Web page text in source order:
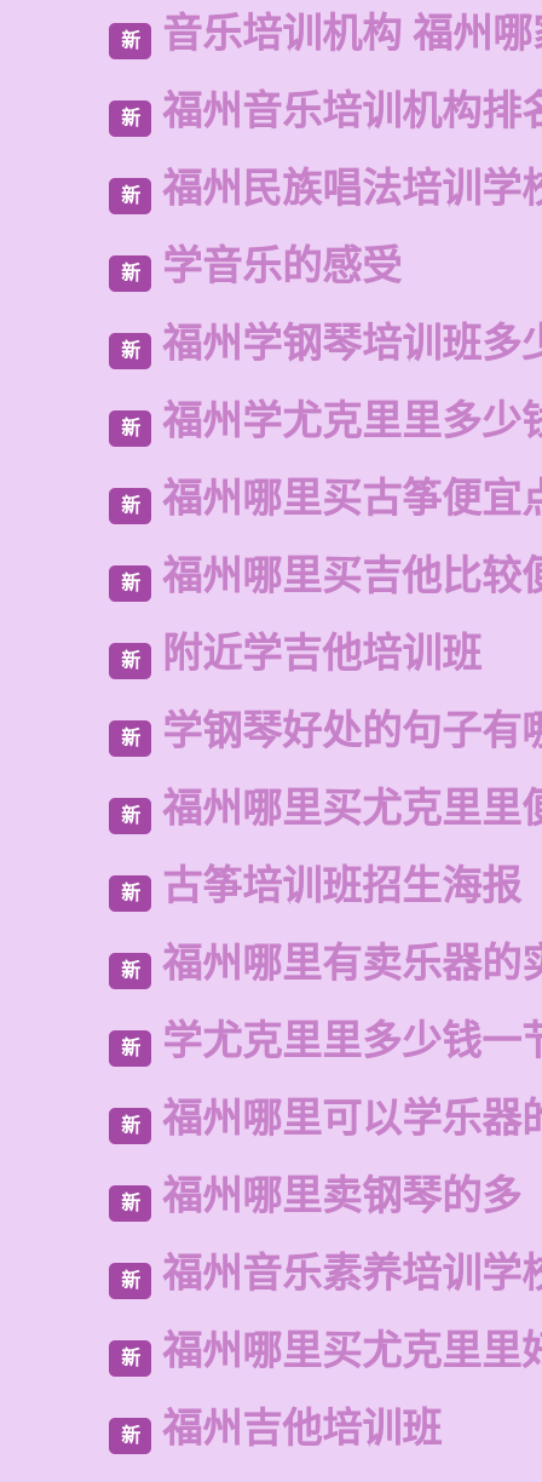
新 音乐培训机构 福州
新 福州音乐培训机构排
新 福州民族唱法培训学
新 学音乐的感受
新 福州学钢琴培训班多
新 福州学尤克里里多少
新 福州哪里买古筝便宜
新 福州哪里买吉他比较
新 附近学吉他培训班
新 学钢琴好处的句子有
新 福州哪里买尤克里里
新 古筝培训班招生海报
新 福州哪里有卖乐器的
新 学尤克里里多少钱一
新 福州哪里可以学乐器
新 福州哪里卖钢琴的多
新 福州音乐素养培训学
新 福州哪里买尤克里里
新 福州吉他培训班